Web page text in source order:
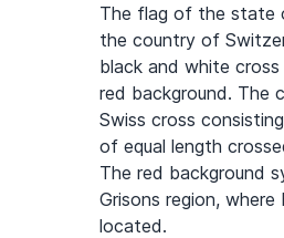
The flag of the state
the country of
black and white
red background. The
Swiss cross
of equal length
The red background
Grisons region, where
located.